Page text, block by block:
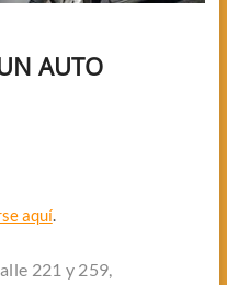
AUTO
aquí.
221 y 259,